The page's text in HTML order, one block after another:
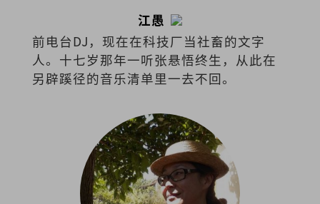
江愚
前电台DJ，现在在科技厂当社畜的文字
人。十七岁那年一听张悬悟终生，从此在
另辟蹊径的音乐清单里一去不回。